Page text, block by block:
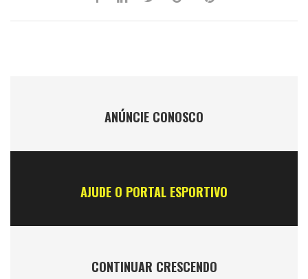
ANÚNCIE CONOSCO
AJUDE O PORTAL ESPORTIVO
CONTINUAR CRESCENDO